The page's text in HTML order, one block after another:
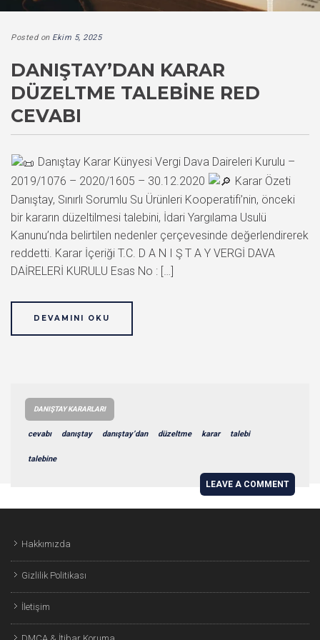
Posted on Ekim 5, 2025
DANIŞTAY’DAN KARAR
DÜZELTME TALEBINE RED
CEVABI
Danıştay Karar Künyesi Vergi Dava Daireleri Kurulu –
2019/1076 – 2020/1605 – 30.12.2020
Karar Özeti
Danıştay, Sınırlı Sorumlu Su Ürünleri Kooperatifi’nin, önceki
bir kararın düzeltilmesi talebini, İdari Yargılama Usulü
Kanunu’nda belirtilen nedenler çerçevesinde değerlendirerek
reddetti. Karar İçeriği T.C. D A N I Ş T A Y VERGİ DAVA
DAİRELERİ KURULU Esas No : […]
DEVAMINI OKU
DANIŞTAY KARARLARI
cevabı danıştay danıştay’dan düzeltme karar talebi
talebine
LEAVE A COMMENT
Hakkımızda
Gizlilik Politikası
İletişim